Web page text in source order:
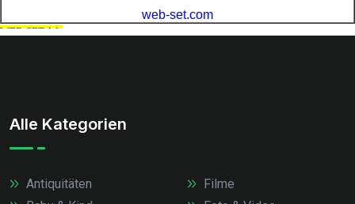
Alle Kategorien
Antiquitäten
Filme